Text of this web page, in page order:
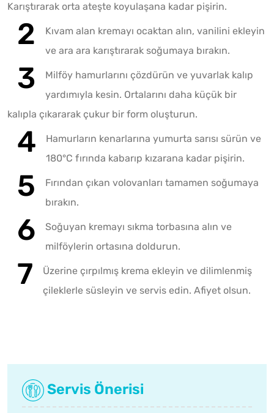
Karıştırarak orta ateşte koyulaşana kadar pişirin.
Kıvam alan kremayı ocaktan alın, vanilini ekleyin
ve ara ara karıştırarak soğumaya bırakın.
Milföy hamurlarını çözdürün ve yuvarlak kalıp
yardımıyla kesin. Ortalarını daha küçük bir
kalıpla çıkararak çukur bir form oluşturun.
Hamurların kenarlarına yumurta sarısı sürün ve
180°C fırında kabarıp kızarana kadar pişirin.
Fırından çıkan volovanları tamamen soğumaya
bırakın.
Soğuyan kremayı sıkma torbasına alın ve
milföylerin ortasına doldurun.
Üzerine çırpılmış krema ekleyin ve dilimlenmiş
çileklerle süsleyin ve servis edin. Afiyet olsun.
Servis Önerisi